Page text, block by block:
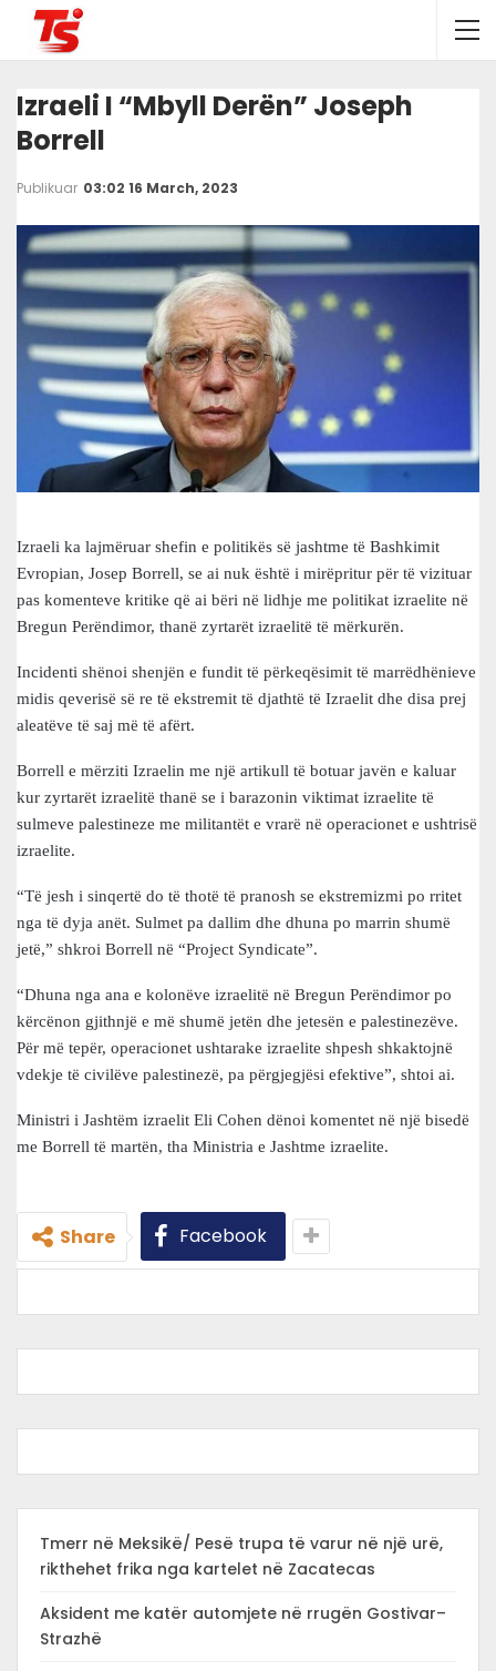
Izraeli I “mbyll Derën” Joseph
Borrell
Publikuar 03:02 16 March, 2023
Izraeli ka lajmëruar shefin e politikës së jashtme të Bashkimit
Evropian, Josep Borrell, se ai nuk është i mirëpritur për të vizituar
pas komenteve kritike që ai bëri në lidhje me politikat izraelite në
Bregun Perëndimor, thanë zyrtarët izraelitë të mërkurën.
Incidenti shënoi shenjën e fundit të përkeqësimit të marrëdhënieve
midis qeverisë së re të ekstremit të djathtë të Izraelit dhe disa prej
aleatëve të saj më të afërt.
Borrell e mërziti Izraelin me një artikull të botuar javën e kaluar
kur zyrtarët izraelitë thanë se i barazonin viktimat izraelite të
sulmeve palestineze me militantët e vrarë në operacionet e ushtrisë
izraelite.
“Të jesh i sinqertë do të thotë të pranosh se ekstremizmi po rritet
nga të dyja anët. Sulmet pa dallim dhe dhuna po marrin shumë
jetë,” shkroi Borrell në “Project Syndicate”.
“Dhuna nga ana e kolonëve izraelitë në Bregun Perëndimor po
kërcënon gjithnjë e më shumë jetën dhe jetesën e palestinezëve.
Për më tepër, operacionet ushtarake izraelite shpesh shkaktojnë
vdekje të civilëve palestinezë, pa përgjegjësi efektive”, shtoi ai.
Ministri i Jashtëm izraelit Eli Cohen dënoi komentet në një bisedë
me Borrell të martën, tha Ministria e Jashtme izraelite.
Share Facebook
Tmerr në Meksikë/ Pesë trupa të varur në një urë,
rikthehet frika nga kartelet në Zacatecas
Aksident me katër automjete në rrugën Gostivar–
Strazhë